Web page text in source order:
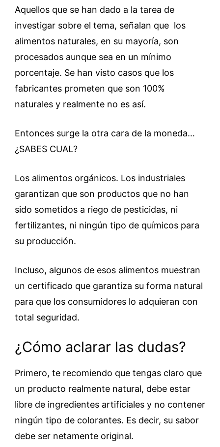
Aquellos que se han dado a la tarea de
investigar sobre el tema, señalan que los
alimentos naturales, en su mayoría, son
procesados aunque sea en un mínimo
porcentaje. Se han visto casos que los
fabricantes prometen que son 100%
naturales y realmente no es así.
Entonces surge la otra cara de la moneda…
¿SABES CUAL?
Los alimentos orgánicos. Los industriales
garantizan que son productos que no han
sido sometidos a riego de pesticidas, ni
fertilizantes, ni ningún tipo de químicos para
su producción.
Incluso, algunos de esos alimentos muestran
un certificado que garantiza su forma natural
para que los consumidores lo adquieran con
total seguridad.
¿Cómo aclarar las dudas?
Primero, te recomiendo que tengas claro que
un producto realmente natural, debe estar
libre de ingredientes artificiales y no contener
ningún tipo de colorantes. Es decir, su sabor
debe ser netamente original.